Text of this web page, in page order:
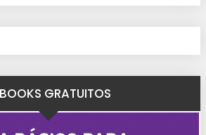
GRATUITOS